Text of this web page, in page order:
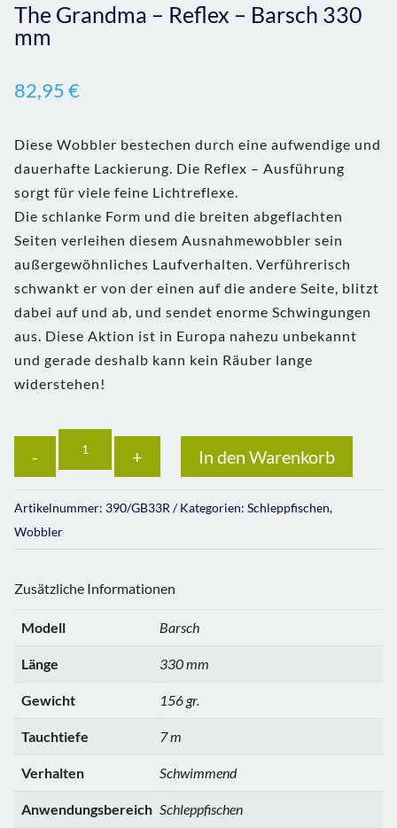
The Grandma – Reflex – Barsch 330
mm
82,95€
Diese Wobbler bestechen durch eine aufwendige und
dauerhafte Lackierung. Die Reflex – Ausführung
sorgt für viele feine Lichtreflexe.
Die schlanke Form und die breiten abgeflachten
Seiten verleihen diesem Ausnahmewobbler sein
außergewöhnliches Laufverhalten. Verführerisch
schwankt er von der einen auf die andere Seite, blitzt
dabei auf und ab, und sendet enorme Schwingungen
aus. Diese Aktion ist in Europa nahezu unbekannt
und gerade deshalb kann kein Räuber lange
widerstehen!
Anzahl
In den Warenkorb
Artikelnummer: 390/GB33R Kategorien: Schleppfischen,
Wobbler
Zusätzliche Informationen
Modell Barsch
Länge 330 mm
Gewicht 156 gr.
Tauchtiefe 7 m
Verhalten Schwimmend
Anwendungsbereich Schleppfischen